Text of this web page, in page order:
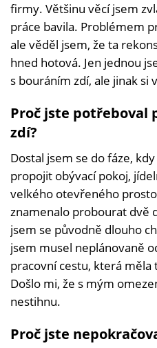
firmy. Většinu věcí jsem
práce bavila. Problémem
ale věděl jsem, že ta
hned hotová. Jen jednou
s bouráním zdí, ale jinak si
Proč jste potřeboval
zdí?
Dostal jsem se do fáze,
propojit obývací pokoj,
velkého otevřeného
znamenalo probourat dvě
jsem se původně dlouho
jsem musel neplánovaně
pracovní cestu, která
Došlo mi, že s mým
nestihnu.
Proč jste